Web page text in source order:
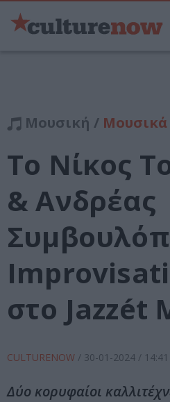
Μουσική /
Το Νίκος
& Ανδρέας
στο Jazzét
CULTURENOW / 30-01-2024 / 14:41
Δύο κορυφαίοι